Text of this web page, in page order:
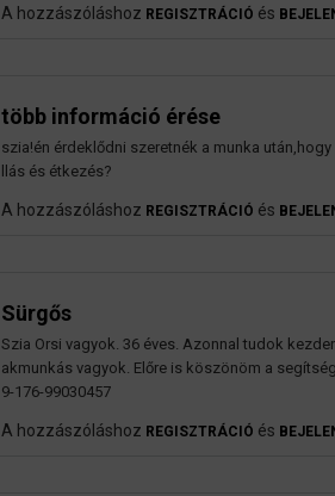
A hozzászóláshoz REGISZTRÁCIÓ és
több információ érése
szia!én érdeklődni szeretnék a munka
llás és étkezés?
A hozzászóláshoz REGISZTRÁCIÓ és
Sürgős
Szia Orsi vagyok. 36 éves. Azonnal tudok
akmunkás vagyok. Előre is köszönöm a
9-176-99030457
A hozzászóláshoz REGISZTRÁCIÓ és